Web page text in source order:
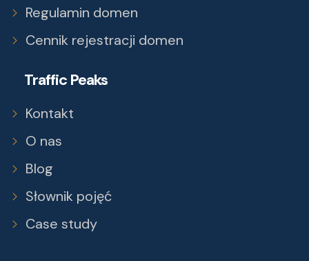
Regulamin domen
Cennik rejestracji domen
Traffic Peaks
Kontakt
O nas
Blog
Słownik pojęć
Case study